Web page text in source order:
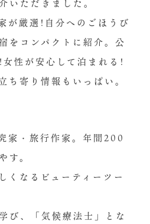
いただきました。
が厳選!自分へのごほうび
をコンパクトに紹介。公
性が安心して泊まれる!
ち寄り情報もいっぱい。
家・旅行作家。年間200
す。
くなるビューティーツー
び、「気候療法士」とな